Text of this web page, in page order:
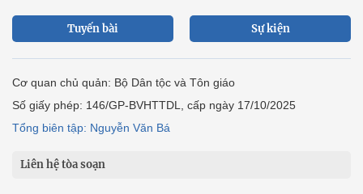
Tuyến bài Sự kiện
Cơ quan chủ quản: Bộ Dân tộc và Tôn giáo
Số giấy phép: 146/GP-BVHTTDL, cấp ngày 17/10/2025
Tổng biên tập: Nguyễn Văn Bá
Liên hệ tòa soạn